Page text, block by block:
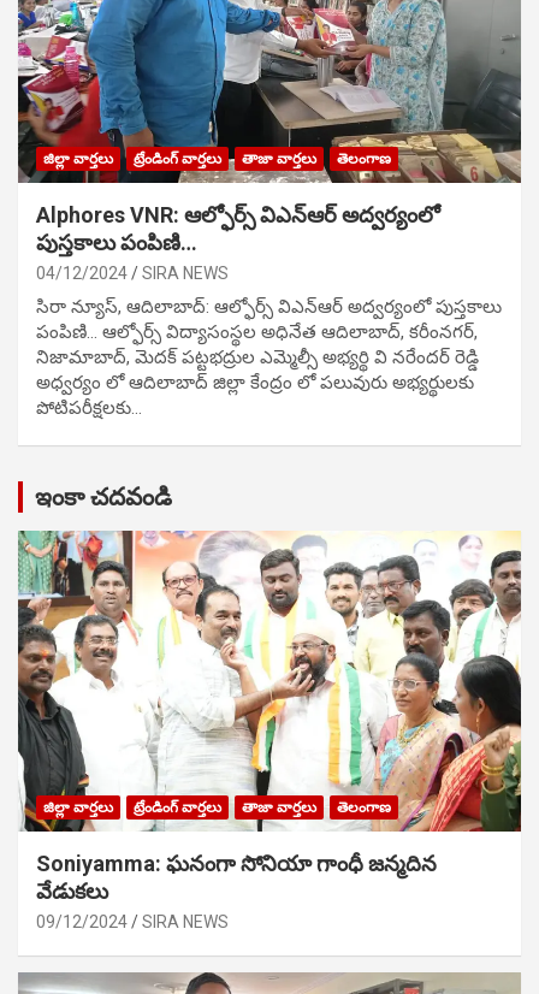
జిల్లా వార్తలు ట్రేండింగ్ వార్తలు తాజా వార్తలు తెలంగాణ
Alphores VNR: ఆల్ఫోర్స్ విఎన్ఆర్ అద్వర్యంలో
పుస్తకాలు పంపిణి…
04/12/2024 SIRA NEWS
సిరా న్యూస్, ఆదిలాబాద్: ఆల్ఫోర్స్ విఎన్ఆర్ అద్వర్యంలో పుస్తకాలు
పంపిణి… ఆల్ఫోర్స్ విద్యాసంస్థల అధినేత ఆదిలాబాద్, కరీంనగర్,
నిజామాబాద్, మెదక్ పట్టభద్రుల ఎమ్మెల్సీ అభ్యర్థి వి నరేందర్ రెడ్డి
అధ్వర్యం లో ఆదిలాబాద్ జిల్లా కేంద్రం లో పలువురు అభ్యర్థులకు
పోటిప‌రీక్ష‌ల‌కు…
ఇంకా చదవండి
జిల్లా వార్తలు ట్రేండింగ్ వార్తలు తాజా వార్తలు తెలంగాణ
Soniyamma: ఘ‌నంగా సోనియా గాంధీ జ‌న్మ‌దిన
వేడుక‌లు
09/12/2024 SIRA NEWS